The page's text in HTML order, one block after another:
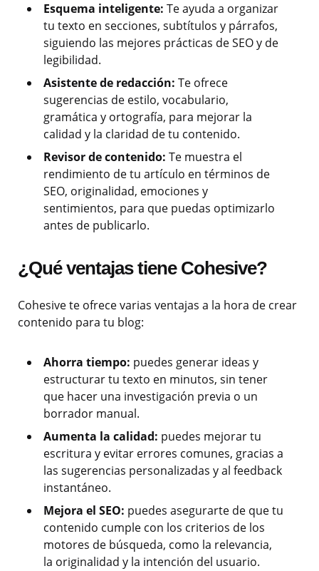
Esquema inteligente: Te ayuda a organizar
tu texto en secciones, subtítulos y párrafos,
siguiendo las mejores prácticas de SEO y de
legibilidad.
Asistente de redacción: Te ofrece
sugerencias de estilo, vocabulario,
gramática y ortografía, para mejorar la
calidad y la claridad de tu contenido.
Revisor de contenido: Te muestra el
rendimiento de tu artículo en términos de
SEO, originalidad, emociones y
sentimientos, para que puedas optimizarlo
antes de publicarlo.
¿Qué ventajas tiene Cohesive?
Cohesive te ofrece varias ventajas a la hora de crear
contenido para tu blog:
Ahorra tiempo: puedes generar ideas y
estructurar tu texto en minutos, sin tener
que hacer una investigación previa o un
borrador manual.
Aumenta la calidad: puedes mejorar tu
escritura y evitar errores comunes, gracias a
las sugerencias personalizadas y al feedback
instantáneo.
Mejora el SEO: puedes asegurarte de que tu
contenido cumple con los criterios de los
motores de búsqueda, como la relevancia,
la originalidad y la intención del usuario.